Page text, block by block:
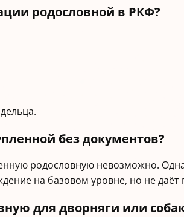
родословной в РКФ?
без документов?
родословную невозможно.
на базовом уровне, но не даёт
для дворняги или